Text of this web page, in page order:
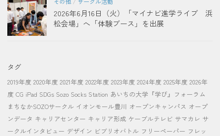
2026年6月16日（火）「マイナビ進学ライブ 浜
松会場」へ「体験ブース」を出展
タグ
2019年度 2020年度 2021年度 2022年度 2023年度 2024年度 2025年度 2026年
度 CG iPad SDGs Sozo Socks Station あいちの大学『学び』フォーラム
まちなかSOZOサークル イオンモール豊川 オープンキャンパス オープ
ンデータ キャリアセンター キャリア形成 ケーブルテレビ サマカレ サ
ークルインタビュー デザイン ビブリオバトル フリーペーパー フレッ